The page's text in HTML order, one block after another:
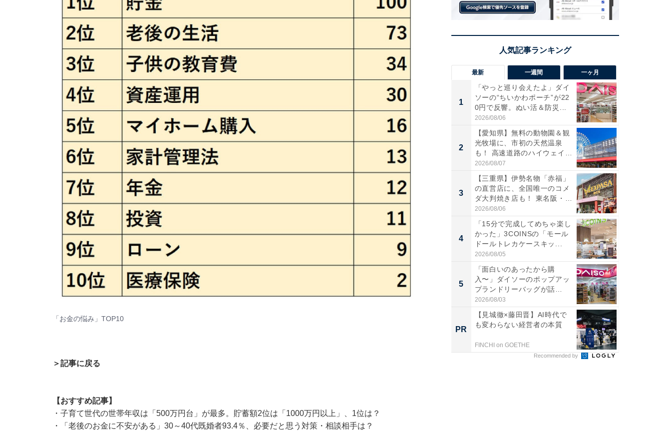
「お金の悩み」TOP10
＞記事に戻る
【おすすめ記事】
・ 子育て世代の世帯年収は「500万円台」が最多。貯蓄額2位は「1000万円以上」、1位は？
・
「老後のお金に不安がある」30～40代既婚者93.4％、必要だと思う対策・相談相手は？
最新 一週間 一ヶ月
1
「やっと巡り会えたよ」ダイ
ソーの“ちいかわポーチ”が22
0円で反響。ぬい活＆防災...
2026/08/06
2
【愛知県】無料の動物園＆観
光牧場に、市初の天然温泉
も！ 高速道路のハイウェイオ
ア...
2026/08/07
3
【三重県】伊勢名物「赤福」
の直営店に、全国唯一のコメ
ダ大判焼き店も！ 東名阪・
伊...
2026/08/06
4
「15分で完成してめちゃ楽し
かった」3COINSの「モール
ドールトレカケースキッ...
2026/08/05
5
「面白いのあったから購
入〜」ダイソーのポップアッ
プランドリーバッグが話
題。“さま...
2026/08/03
PR
【見城徹×藤田晋】AI時代で
も変わらない経営者の本質
FINCHI on GOETHE
Recommended by